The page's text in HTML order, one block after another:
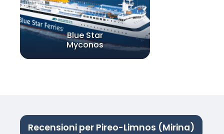
Blue Star
Myconos
Recensioni per Pireo-Limnos (Mirina)